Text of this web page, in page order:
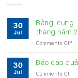
30
Jul
Bảng
tháng năm
Comments Offon
30
Jul
Báo cáo
Comments Offon